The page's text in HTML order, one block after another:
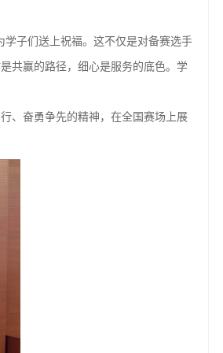
学子们送上祝福。这不仅是对备赛选手
共赢的路径，细心是服务的底色。学
、奋勇争先的精神，在全国赛场上展